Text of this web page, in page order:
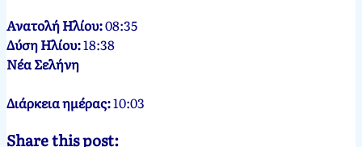
Ανατολή Ηλίου:08:35
Δύση Ηλίου:18:38
Νέα Σελήνη
Διάρκεια ημέρας:10:03
Share this post: